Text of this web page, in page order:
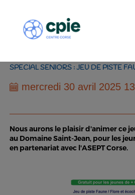
SPECIAL SENIORS : JEU DE PISTE
mercredi 30 avril 2025
Nous aurons le plaisir d'animer ce
au Domaine Saint-Jean, pour les
en partenariat avec l'ASEPT Corse.